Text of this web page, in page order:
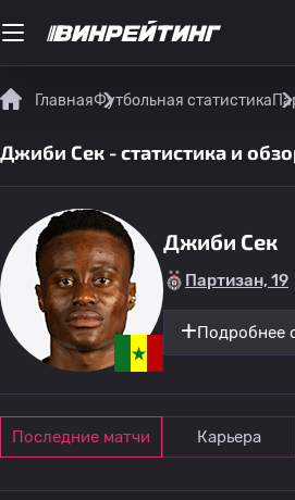
ГлавнаяФутбольная статистика
Джиби Сек - статистика и
Джиби Сек
Партизан, 19
Подробнее
Последние матчи Карьера